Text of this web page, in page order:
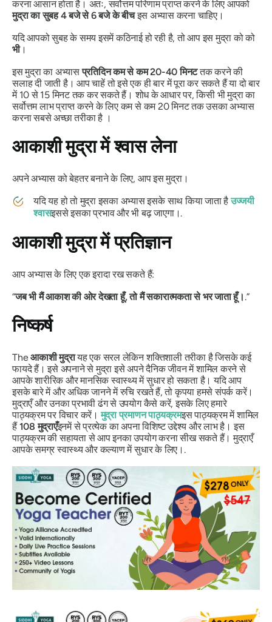
करना आसान होता है। अतः, सर्वोत्तम परिणाम प्राप्त करने के लिए आपको
मुद्रा कासुबह 4 बजे से 6 बजे के बीचइस अभ्यास करना चाहिए।
यदि आपको सुबह के समय इसमें कठिनाई हो रही है, तो आप इसमुद्रा कोको
भी।
इसमुद्रा का अभ्यासप्रतिदिन कम से कम 20-40 मिनटतक करने की
सलाह दी जाती है। आप चाहें तो इसे एक ही बार में पूरा कर सकते हैं या दो बार
में 10 से 15 मिनट तक कर सकते हैं। शोध के आधार पर, किसी भीमुद्राका
सर्वोत्तम लाभ प्राप्त करने के लिए कम से कम 20 मिनट तक उसका अभ्यास
करना सबसे अच्छा तरीका है ।
आकाशी मुद्रामें श्वास लेना
अपने अभ्यास को बेहतर बनाने के लिए, आप इसमुद्रा।
यदि यह हो तोमुद्राइसका अभ्यास इसके साथ किया जाता हैउज्जयी
श्वासइससे इसका प्रभाव और भी बढ़ जाएगा।.
आकाशी मुद्रामें प्रतिज्ञान
आप अभ्यास के लिए एक इरादा रख सकते हैं:
“जब भी मैं आकाश की ओर देखता हूँ, तो मैं सकारात्मकता से भर जाता हूँ।.”
निष्कर्ष
Theआकाशी मुद्रायह एक सरल लेकिन शक्तिशाली तरीका है जिसके कई
फायदे हैं। इसे अपनाने सेमुद्राइसे अपने दैनिक जीवन में शामिल करने से
आपके शारीरिक और मानसिक स्वास्थ्य में सुधार हो सकता है। यदि आप
इसके बारे में और अधिक जानने में रुचि रखते हैं, तो कृपया हमसे संपर्क करें।
मुद्राएँऔर उनका प्रभावी ढंग से उपयोग कैसे करें, इसके लिए हमारे
पाठ्यक्रम पर विचार करें।मुद्राप्रमाणन पाठ्यक्रमइस पाठ्यक्रम में शामिल
हैं 108मुद्राएँइनमें से प्रत्येक का अपना विशिष्ट उद्देश्य और लाभ है। इस
पाठ्यक्रम की सहायता से आप इनका उपयोग करना सीख सकते हैं।मुद्राएँ
आपके समग्र स्वास्थ्य और कल्याण में सुधार के लिए।.